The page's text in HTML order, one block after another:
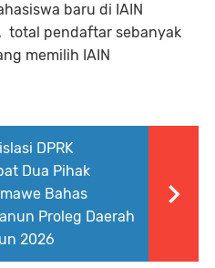
baru di IAIN
total pendaftar sebanyak
memilih IAIN
DPRK
Dua Pihak
Bahas
Proleg Daerah
2026